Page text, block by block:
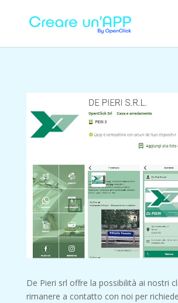
De Pieri srl offre la possibilità ai nostri
rimanere a contatto con noi per